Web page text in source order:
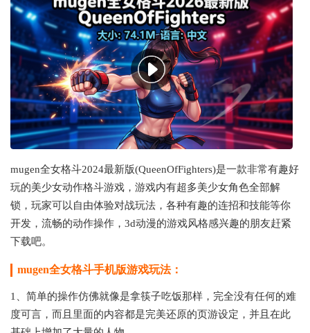
mugen全女格斗2024最新版(QueenOfFighters)是一款非常有趣好
玩的美少女动作格斗游戏，游戏内有超多美少女角色全部解
锁，玩家可以自由体验对战玩法，各种有趣的连招和技能等你
开发，流畅的动作操作，3d动漫的游戏风格感兴趣的朋友赶紧
下载吧。
mugen全女格斗手机版游戏玩法：
1、简单的操作仿佛就像是拿筷子吃饭那样，完全没有任何的难
度可言，而且里面的内容都是完美还原的页游设定，并且在此